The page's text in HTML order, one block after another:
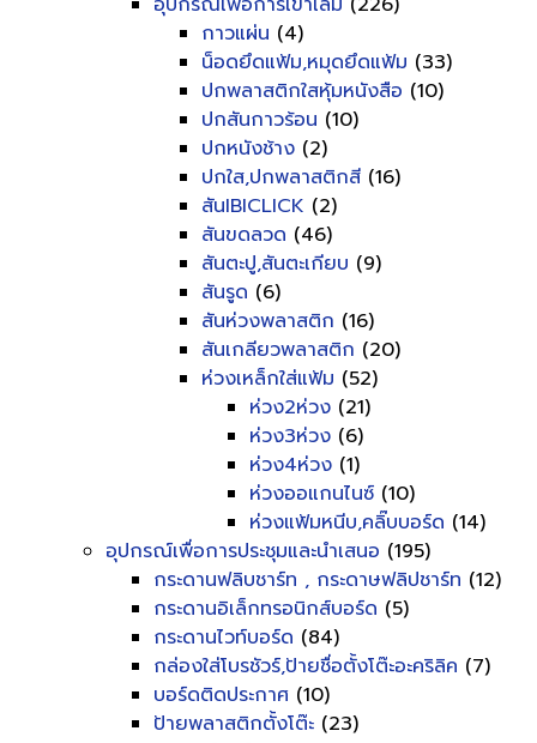
กาวแผ่น (4)
น็อดยึดแฟ้ม,หมุดยึดแฟ้ม (33)
ปกพลาสติกใสหุ้มหนังสือ (10)
ปกสันกาวร้อน (10)
ปกหนังช้าง (2)
ปกใส,ปกพลาสติกสี (16)
สันIBICLICK (2)
สันขดลวด (46)
สันตะปู,สันตะเกียบ (9)
สันรูด (6)
สันห่วงพลาสติก (16)
สันเกลียวพลาสติก (20)
ห่วงเหล็กใส่แฟ้ม (52)
ห่วง2ห่วง (21)
ห่วง3ห่วง (6)
ห่วง4ห่วง (1)
ห่วงออแกนไนซ์ (10)
ห่วงแฟ้มหนีบ,คลิ๊บบอร์ด (14)
อุปกรณ์เพื่อการประชุมและนำเสนอ (195)
กระดานฟลิบชาร์ท , กระดาษฟลิปชาร์ท (12)
กระดานอิเล็กทรอนิกส์บอร์ด (5)
กระดานไวท์บอร์ด (84)
กล่องใส่โบรชัวร์,ป้ายชื่อตั้งโต๊ะอะคริลิค (7)
บอร์ดติดประกาศ (10)
ป้ายพลาสติกตั้งโต๊ะ (23)